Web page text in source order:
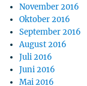
November 2016
Oktober 2016
September 2016
August 2016
Juli 2016
Juni 2016
Mai 2016